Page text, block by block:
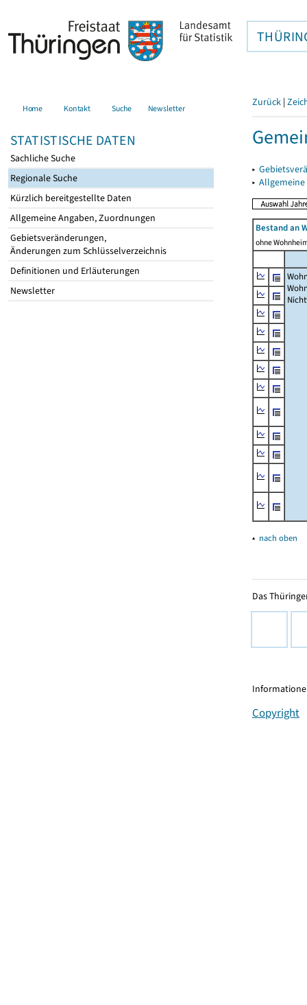
Home Kontakt Suche Newsletter
STATISTISCHE DATEN
Sachliche Suche
Regionale Suche
Kürzlich bereitgestellte Daten
Allgemeine Angaben, Zuordnungen
Gebietsveränderungen,
Änderungen zum Schlüsselverzeichnis
Definitionen und Erläuterungen
Newsletter
Zurück |
▸
▸
Bestand an
ohne
▴ nach oben
Das
Copyright